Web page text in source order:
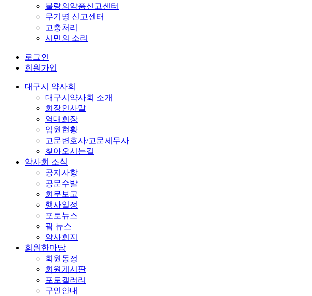
불량의약품신고센터
무기명 신고센터
고충처리
시민의 소리
로그인
회원가입
대구시 약사회
대구시약사회 소개
회장인사말
역대회장
임원현황
고문변호사/고문세무사
찾아오시는길
약사회 소식
공지사항
공문수발
회무보고
행사일정
포토뉴스
팜 뉴스
약사회지
회원한마당
회원동정
회원게시판
포토갤러리
구인안내